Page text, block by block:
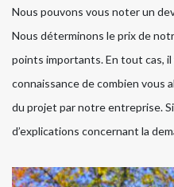
Nous pouvons vous noter un
Nous déterminons le prix de
points importants. En tout cas,
connaissance de combien vous
du projet par notre entreprise.
d’explications concernant la